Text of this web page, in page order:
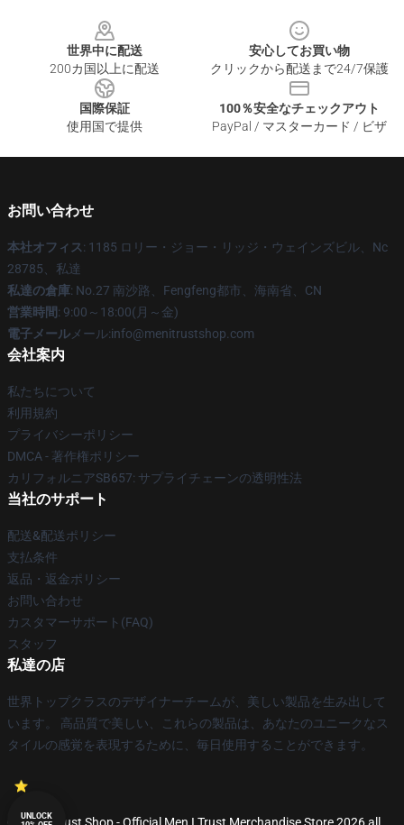
世界中に配送
200カ国以上に配送
安心してお買い物
クリックから配送まで24/7保護
国際保証
使用国で提供
100％安全なチェックアウト
PayPal / マスターカード / ビザ
お問い合わせ
本社オフィス: 1185 ロリー・ジョー・リッジ・ウェインズビル、Nc
28785、私達
私達の倉庫: No.27 南沙路、Fengfeng都市、海南省、CN
営業時間: 9:00～18:00(月～金)
電子メール メール:info@menitrustshop.com
会社案内
私たちについて
利用規約
プライバシーポリシー
DMCA - 著作権ポリシー
カリフォルニアSB657: サプライチェーンの透明性法
当社のサポート
配送&配送ポリシー
支払条件
返品・返金ポリシー
お問い合わせ
カスタマーサポート(FAQ)
スタッフ
私達の店
世界トップクラスのデザイナーチームが、美しい製品を生み出して
います。 高品質で美しい、これらの製品は、あなたのユニークなス
タイルの感覚を表現するために、毎日使用することができます。
UNLOCK